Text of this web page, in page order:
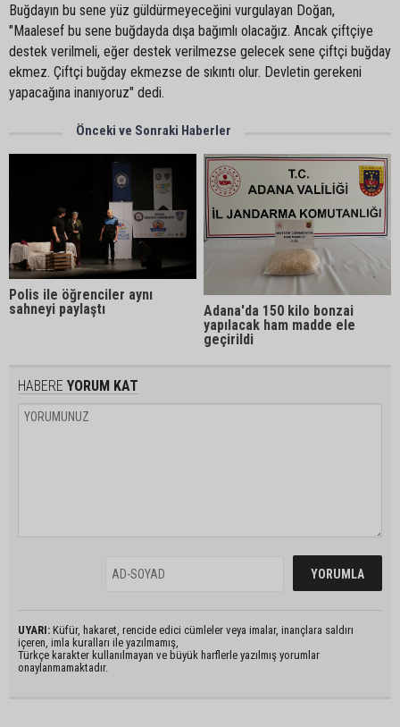
Buğdayın bu sene yüz güldürmeyeceğini vurgulayan Doğan,
"Maalesef bu sene buğdayda dışa bağımlı olacağız. Ancak çiftçiye
destek verilmeli, eğer destek verilmezse gelecek sene çiftçi buğday
ekmez. Çiftçi buğday ekmezse de sıkıntı olur. Devletin gerekeni
yapacağına inanıyoruz" dedi.
Önceki ve Sonraki Haberler
Polis ile öğrenciler aynı
sahneyi paylaştı
Adana'da 150 kilo bonzai
yapılacak ham madde ele
geçirildi
HABERE YORUM KAT
UYARI: Küfür, hakaret, rencide edici cümleler veya imalar, inançlara saldırı
içeren, imla kuralları ile yazılmamış,
Türkçe karakter kullanılmayan ve büyük harflerle yazılmış yorumlar
onaylanmamaktadır.